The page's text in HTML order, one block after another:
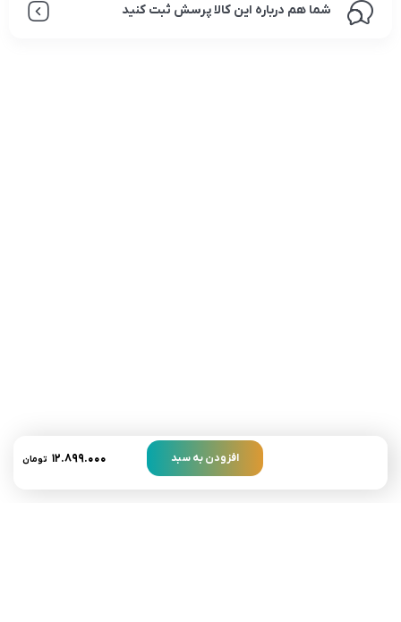
افزودن به سبد ۱۲.۸۹۹.۰۰۰ تومان
شما هم درباره این کالا پرسش ثبت کنید